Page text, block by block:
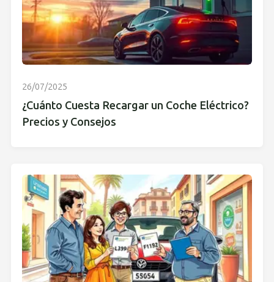
26/07/2025
¿Cuánto Cuesta Recargar un Coche Eléctrico?
Precios y Consejos